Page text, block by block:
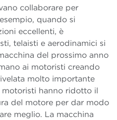
collaborare per
quando si
eccellenti, è
telaisti e aerodinamici si
del prossimo anno
ai motoristi creando
molto importante
hanno ridotto il
del motore per dar modo
meglio. La macchina